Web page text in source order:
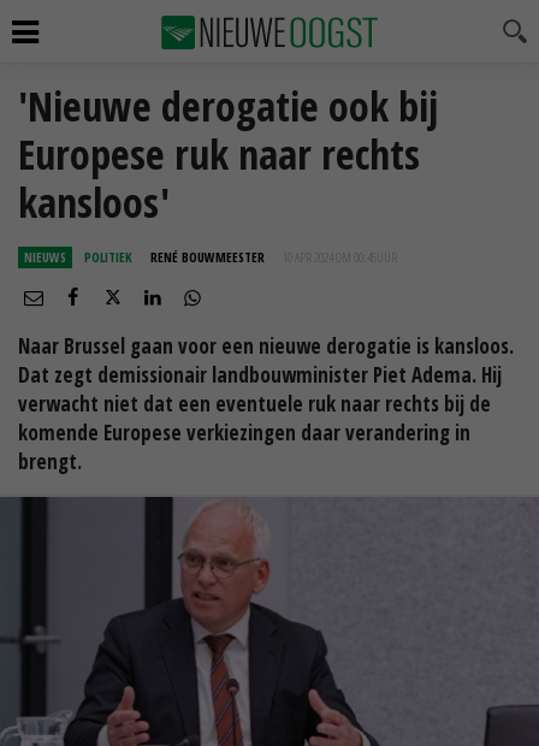
'Nieuwe derogatie ook bij
Europese ruk naar rechts
kansloos'
NIEUWS POLITIEK RENÉ BOUWMEESTER 10 APR 2024 OM 00:45
Naar Brussel gaan voor een nieuwe derogatie is kansloos.
Dat zegt demissionair landbouwminister Piet Adema. Hij
verwacht niet dat een eventuele ruk naar rechts bij de
komende Europese verkiezingen daar verandering in
brengt.